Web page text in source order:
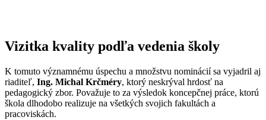
Vizitka kvality podľa vedenia školy
K tomuto významnému úspechu a množstvu nominácií sa vyjadril aj
riaditeľ, Ing. Michal Krčméry, ktorý neskrýval hrdosť na
pedagogický zbor. Považuje to za výsledok koncepčnej práce, ktorú
škola dlhodobo realizuje na všetkých svojich fakultách a
pracoviskách.